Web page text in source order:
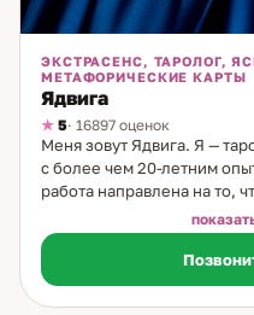
ЭКСТРАСЕНС, ТАРОЛОГ,
МЕТАФОРИЧЕСКИЕ КАРТЫ
Ядвига
5· 16897 оценок
Меня зовут Ядвига. Я —
с более чем 20-летним
работа направлена на то,
разобраться в сложных
тех, что касаются личных
своей практике я
Ленорман и руны. Эти
глубоко увидеть причины